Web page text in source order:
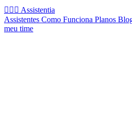
🧚🏻‍♂️ Assistentia
Assistentes Como Funciona Planos
meu time